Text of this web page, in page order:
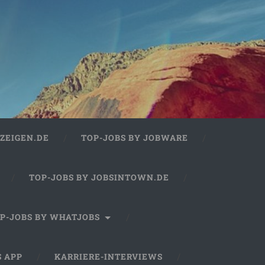
TOP-JOBS BY JOBWARE
TOP-JOBS BY JOBSINTOWN.DE
JOBS BY WHATJOBS
APP KARRIERE-INTERVIEWS